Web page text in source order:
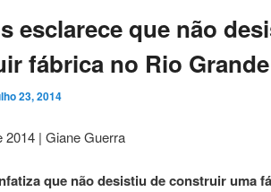
esclarece que não
fábrica no Rio
23, 2014
2014 | Giane Guerra
que não desistiu de construir uma